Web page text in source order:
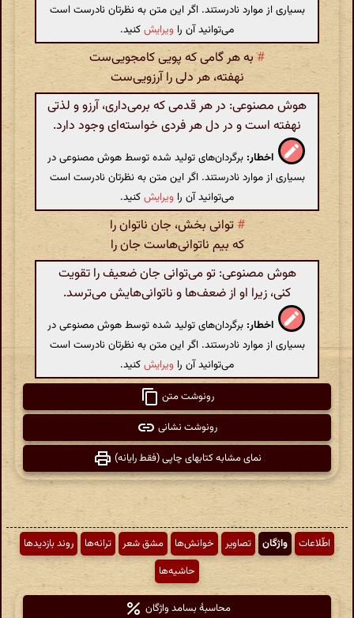
بسیاری از موارد نادرستند. اگر این متن به نظرتان نادرست است
می‌توانید آن را ویرایشکنید.
#به هر گامی که پویی کامجویی‌ست
نهفته، هر دلی را آرزویی‌ست
هوش مصنوعی: در هر قدمی که برمی‌داری، آرزو و لذتی
نهفته است و در دل هر فردی خواسته‌ای وجود دارد.
اخطار: برگردان‌های تولید شده توسط هوش مصنوعی در
بسیاری از موارد نادرستند. اگر این متن به نظرتان نادرست است
می‌توانید آن را ویرایشکنید.
# توانی بخش، جان ناتوان را
که بیم ناتوانی‌هاست جان را
هوش مصنوعی: تو می‌توانی جان ضعیف را تقویت
کنی، زیرا او از ضعف‌ها و ناتوانی‌هایش می‌ترسد.
اخطار: برگردان‌های تولید شده توسط هوش مصنوعی در
بسیاری از موارد نادرستند. اگر این متن به نظرتان نادرست است
می‌توانید آن را ویرایشکنید.
رونوشت متن
رونوشت نشانی
نمای مشابه کتابهای چاپی (فقط رایانه)
اطّلاعات واژگان تصاویر خوانش‌ها مشق شعر ترانه‌ها
روند بازدیدها
حاشیه‌ها
محاسبهٔ بسامد واژگان